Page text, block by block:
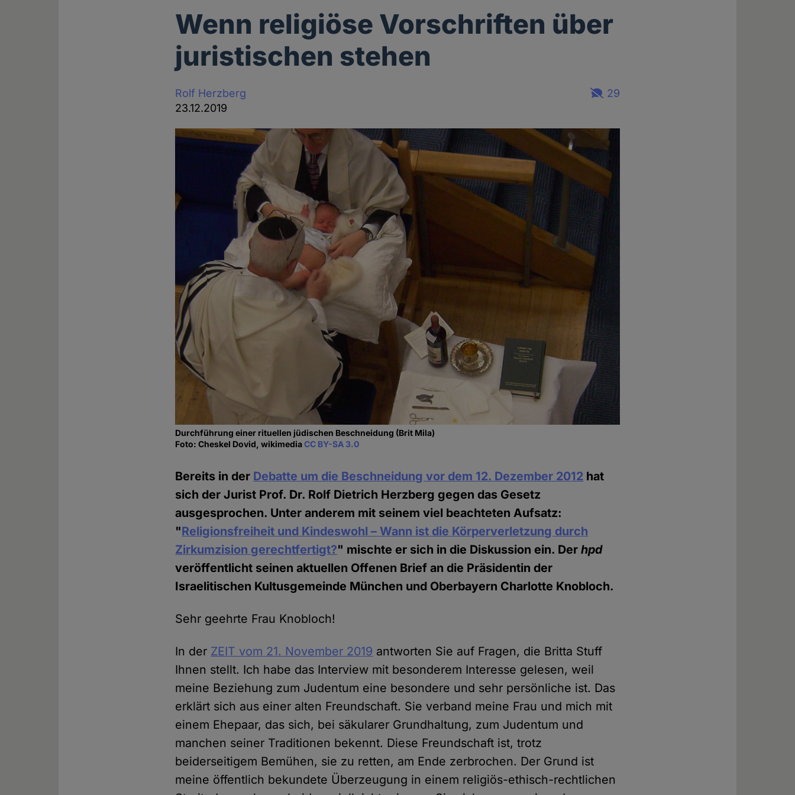
Wenn religiöse Vorschriften über
juristischen stehen
Rolf Herzberg
23.12.2019
29
Durchführung einer rituellen jüdischen Beschneidung (Brit Mila)
Foto: Cheskel Dovid, wikimediaCC BY-SA 3.0
Bereits in der Debatte um die Beschneidung vor dem 12. Dezember 2012 hat
sich der Jurist Prof. Dr. Rolf Dietrich Herzberg gegen das Gesetz
ausgesprochen. Unter anderem mit seinem viel beachteten Aufsatz:
"Religionsfreiheit und Kindeswohl – Wann ist die Körperverletzung durch
Zirkumzision gerechtfertigt?" mischte er sich in die Diskussion ein. Derhpd
veröffentlicht seinen aktuellen Offenen Brief an die Präsidentin der
Israelitischen Kultusgemeinde München und Oberbayern Charlotte Knobloch.
Sehr geehrte Frau Knobloch!
In der ZEIT vom 21. November 2019 antworten Sie auf Fragen, die Britta Stuff
Ihnen stellt. Ich habe das Interview mit besonderem Interesse gelesen, weil
meine Beziehung zum Judentum eine besondere und sehr persönliche ist. Das
erklärt sich aus einer alten Freundschaft. Sie verband meine Frau und mich mit
einem Ehepaar, das sich, bei säkularer Grundhaltung, zum Judentum und
manchen seiner Traditionen bekennt. Diese Freundschaft ist, trotz
beiderseitigem Bemühen, sie zu retten, am Ende zerbrochen. Der Grund ist
meine öffentlich bekundete Überzeugung in einem religiös-ethisch-rechtlichen